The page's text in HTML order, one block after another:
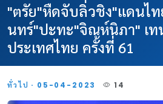
"ตรัย"หืดจับลิ่วชิง"แดนไท
นทร์"ปะทะ"จิณห์นิภา" เท
ประเทศไทย ครั้งที่ 61
ทั่วไป · 05-04-2023 14